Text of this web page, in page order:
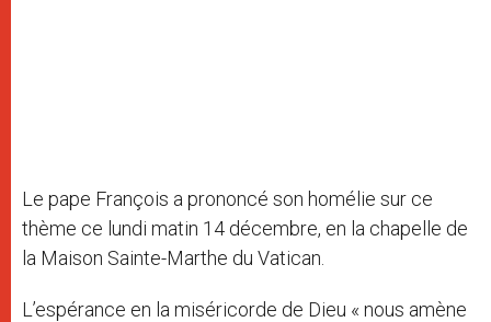
Le pape François a prononcé son homélie sur ce
thème ce lundi matin 14 décembre, en la chapelle de
la Maison Sainte-Marthe du Vatican.
L’espérance en la miséricorde de Dieu « nous amène